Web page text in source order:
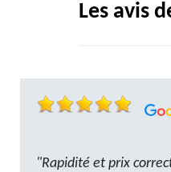
Les avis
"Rapidité et prix